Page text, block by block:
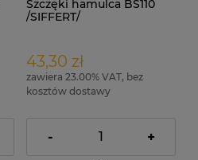
Szczęki hamulca BS110
/SIFFERT/
43,30 zł
zawiera 23.00% VAT, bez
kosztów dostawy
- +